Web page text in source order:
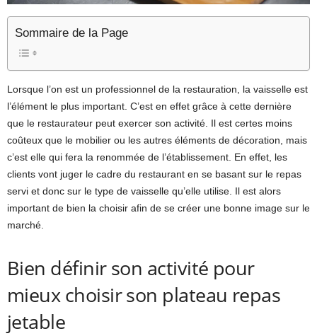
Sommaire de la Page
Lorsque l’on est un professionnel de la restauration, la vaisselle est
l’élément le plus important. C’est en effet grâce à cette dernière
que le restaurateur peut exercer son activité. Il est certes moins
coûteux que le mobilier ou les autres éléments de décoration, mais
c’est elle qui fera la renommée de l’établissement. En effet, les
clients vont juger le cadre du restaurant en se basant sur le repas
servi et donc sur le type de vaisselle qu’elle utilise. Il est alors
important de bien la choisir afin de se créer une bonne image sur le
marché.
Bien définir son activité pour
mieux choisir son plateau repas
jetable